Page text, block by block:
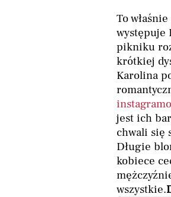
To
występuje
pikniku
krótkiej
Karolina
jest ich
chwali się
Długie
kobiece
wszystkie.